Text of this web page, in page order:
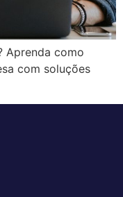
Aprenda como
com soluções